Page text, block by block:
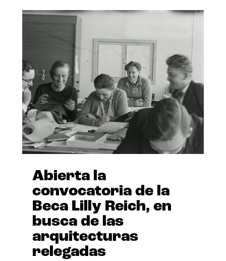
Abierta la
convocatoria de la
Beca Lilly Reich, en
busca de las
arquitecturas
relegadas